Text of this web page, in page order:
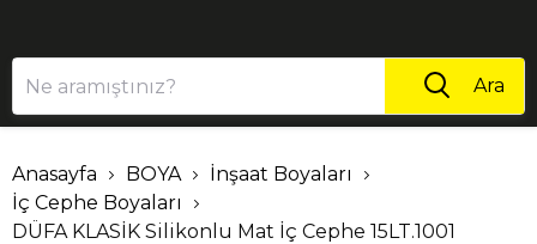
Ara
Anasayfa BOYA
İnşaat Boyaları
İç Cephe Boyaları
DÜFA KLASİK Silikonlu Mat İç Cephe 15LT.1001